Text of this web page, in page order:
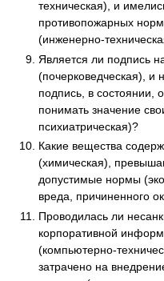
техническая), и
противопожарных
(инженерно-
Является ли подпись
(почерковедческая), и
подпись, в состоянии,
понимать значение
психиатрическая)?
Какие вещества
(химическая),
допустимые нормы
вреда, причиненного
Проводилась ли
корпоративной
(компьютерно-
затрачено на